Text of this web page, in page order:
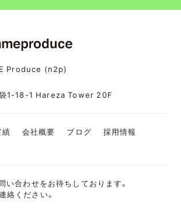
Produce (n2p)
1-18-1 Hareza Tower 20F
会社概要 ブログ
採用情報
合わせをお待ちしております。
絡ください。